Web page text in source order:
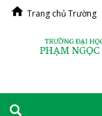
Trang chủ Trường